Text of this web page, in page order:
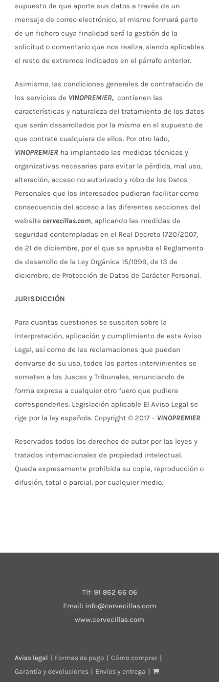
supuesto de que aporte sus datos a través de un
mensaje de correo electrónico, el mismo formará parte
de un fichero cuya finalidad será la gestión de la
solicitud o comentario que nos realiza, siendo aplicables
el resto de extremos indicados en el párrafo anterior.
Asimismo, las condiciones generales de contratación de
los servicios de VINOPREMIER, contienen las
características y naturaleza del tratamiento de los datos
que serán desarrollados por la misma en el supuesto de
que contrate cualquiera de ellos. Por otro lado,
VINOPREMIER ha implantado las medidas técnicas y
organizativas necesarias para evitar la pérdida, mal uso,
alteración, acceso no autorizado y robo de los Datos
Personales que los interesados pudieran facilitar como
consecuencia del acceso a las diferentes secciones del
website cervecillas.com, aplicando las medidas de
seguridad contempladas en el Real Decreto 1720/2007,
de 21 de diciembre, por el que se aprueba el Reglamento
de desarrollo de la Ley Orgánica 15/1999, de 13 de
diciembre, de Protección de Datos de Carácter Personal.
JURISDICCIÓN
Para cuantas cuestiones se susciten sobre la
interpretación, aplicación y cumplimiento de este Aviso
Legal, así como de las reclamaciones que puedan
derivarse de su uso, todos las partes intervinientes se
someten a los Jueces y Tribunales, renunciando de
forma expresa a cualquier otro fuero que pudiera
corresponderles. Legislación aplicable El Aviso Legal se
rige por la ley española. Copyright © 2017 – VINOPREMIER
Reservados todos los derechos de autor por las leyes y
tratados internacionales de propiedad intelectual.
Queda expresamente prohibida su copia, reproducción o
difusión, total o parcial, por cualquier medio.
Tlf: 91 862 66 06
Email: info@cervecillas.com
www.cervecillas.com
Aviso legal Formas de pago
Cómo comprar
Garantía y devoluciones
Envíos y entrega